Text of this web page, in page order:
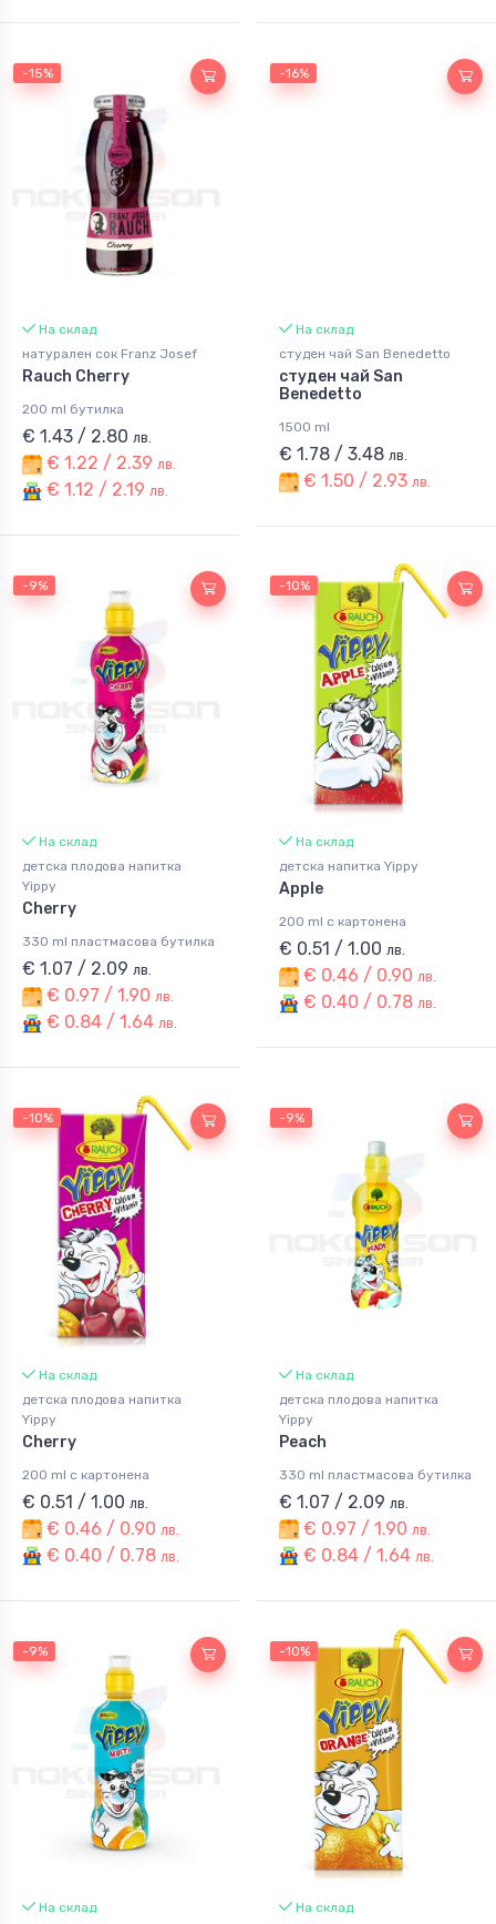
-15%
На склад
натурален сок Franz Josef
Rauch Cherry
200 ml бутилка
€ 1.43 / 2.80 лв.
€ 1.22 / 2.39 лв.
€ 1.12 / 2.19 лв.
-16%
На склад
студен чай San Benedetto
студен чай San
Benedetto
1500 ml
€ 1.78 / 3.48 лв.
€ 1.50 / 2.93 лв.
-9%
На склад
детска плодова напитка
Yippy
Cherry
330 ml пластмасова бутилка
€ 1.07 / 2.09 лв.
€ 0.97 / 1.90 лв.
€ 0.84 / 1.64 лв.
-10%
На склад
детска напитка Yippy
Apple
200 ml с картонена
€ 0.51 / 1.00 лв.
€ 0.46 / 0.90 лв.
€ 0.40 / 0.78 лв.
-10%
На склад
детска плодова напитка
Yippy
Cherry
200 ml с картонена
€ 0.51 / 1.00 лв.
€ 0.46 / 0.90 лв.
€ 0.40 / 0.78 лв.
-9%
На склад
детска плодова напитка
Yippy
Peach
330 ml пластмасова бутилка
€ 1.07 / 2.09 лв.
€ 0.97 / 1.90 лв.
€ 0.84 / 1.64 лв.
-9%
На склад
-10%
На склад